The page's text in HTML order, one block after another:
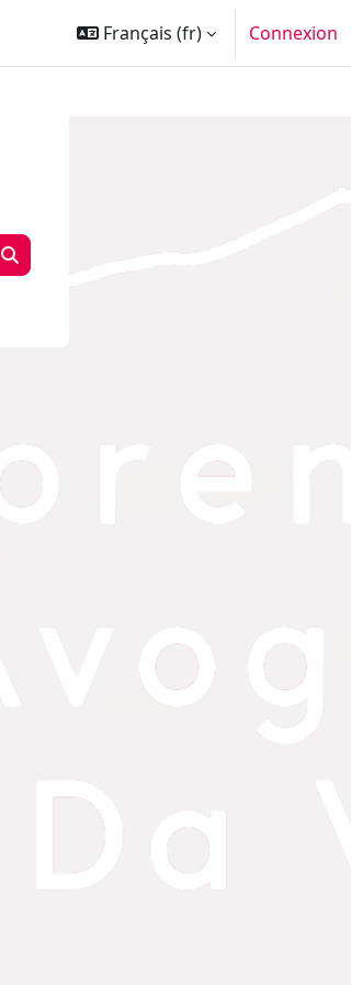
Français ‎(fr)‎ Connexion
Rechercher des cours
Rechercher des cours